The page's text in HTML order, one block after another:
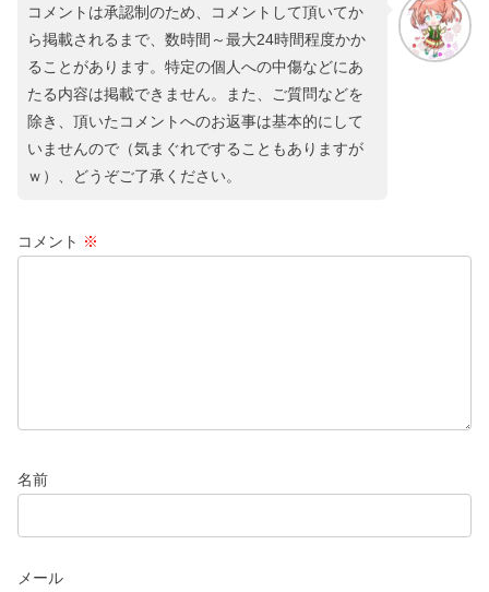
コメントは承認制のため、コメントして頂いてか
ら掲載されるまで、数時間～最大24時間程度かか
ることがあります。特定の個人への中傷などにあ
たる内容は掲載できません。また、ご質問などを
除き、頂いたコメントへのお返事は基本的にして
いませんので（気まぐれですることもありますが
ｗ）、どうぞご了承ください。
コメント ※
名前
メール